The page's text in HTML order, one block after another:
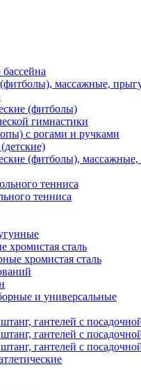
массажные,
(фитболы)
гимнастики
с рогами и ручками
(фитболы),
тенниса
тенниса
хромистая сталь
хромистая сталь
и универсальные
гантелей с
гантелей с
гантелей с